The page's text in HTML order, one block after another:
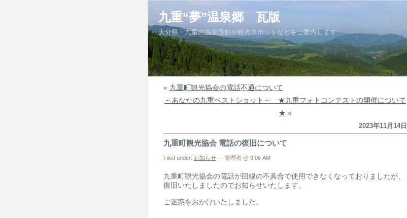
九重“夢”温泉郷 瓦版
大分県・九重の温泉旅館や観光スポットなどをご案内します
« 九重町観光協会の電話不通について
～あなたの九重ベストショット～ ★九重フォトコンテストの開催について
★ »
2023年11月14日
九重町観光協会 電話の復旧について
Filed under: お知らせ — 管理者 @ 9:06 AM
九重町観光協会の電話が回線の不具合で使用できなくなっておりましたが、
復旧いたしましたのでお知らせいたします。
ご迷惑をおかけいたしました。